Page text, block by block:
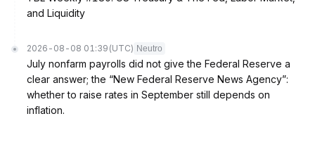
and Liquidity
2026-08-08 01:39 (UTC) Neutro
July nonfarm payrolls did not give the Federal Reserve a
clear answer; the “New Federal Reserve News Agency”:
whether to raise rates in September still depends on
inflation.